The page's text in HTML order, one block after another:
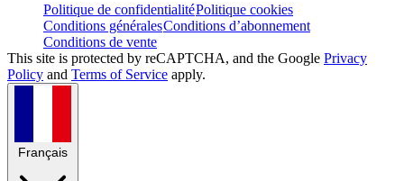
Politique de confidentialitéPolitique cookies
Conditions généralesConditions d’abonnement
Conditions de vente
This site is protected by reCAPTCHA, and the Google Privacy
Policy and Terms of Service apply.
Français